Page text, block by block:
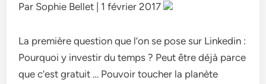
Par Sophie Bellet | 1 février 2017
La première question que l’on se pose sur Linkedin :
Pourquoi y investir du temps ? Peut être déjà parce
que c’est gratuit … Pouvoir toucher la planète